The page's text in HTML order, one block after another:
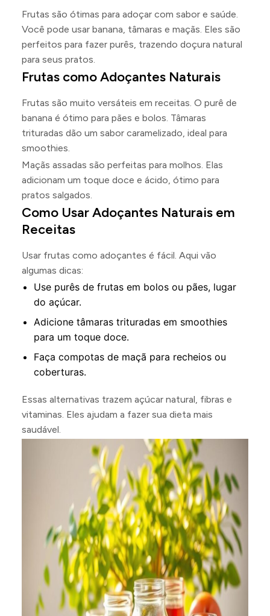
Frutas são ótimas para adoçar com sabor e saúde.
Você pode usar banana, tâmaras e maçãs. Eles são
perfeitos para fazer purês, trazendo doçura natural
para seus pratos.
Frutas como Adoçantes Naturais
Frutas são muito versáteis em receitas. O purê de
banana é ótimo para pães e bolos. Tâmaras
trituradas dão um sabor caramelizado, ideal para
smoothies.
Maçãs assadas são perfeitas para molhos. Elas
adicionam um toque doce e ácido, ótimo para
pratos salgados.
Como Usar Adoçantes Naturais em
Receitas
Usar frutas como adoçantes é fácil. Aqui vão
algumas dicas:
Use purês de frutas em bolos ou pães, lugar
do açúcar.
Adicione tâmaras trituradas em smoothies
para um toque doce.
Faça compotas de maçã para recheios ou
coberturas.
Essas alternativas trazem açúcar natural, fibras e
vitaminas. Eles ajudam a fazer sua dieta mais
saudável.